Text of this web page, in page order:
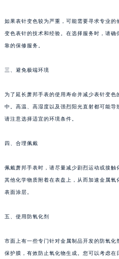
如果表针变色较为严重，可能需要寻求专业
变色表针的技术和经验。在选择服务时，请
靠的保修服务。
三、避免极端环境
为了延长萧邦手表的使用寿命并减少表针变
中。高温、高湿度以及强烈阳光直射都可能导
请注意选择适宜的环境条件。
四、合理佩戴
佩戴萧邦手表时，请尽量减少剧烈运动或接
其他化学物质附着在表盘上，从而加速金属
表面涂层。
五、使用防氧化剂
市面上有一些专门针对金属制品开发的防氧
保护膜，有效防止氧化物生成。您可以考虑